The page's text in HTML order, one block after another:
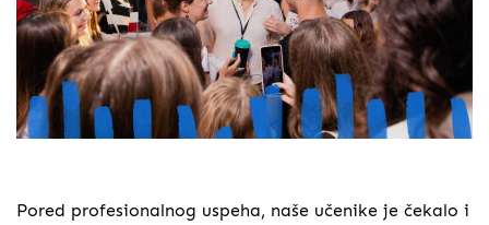
Pored profesionalnog uspeha, naše učenike je čekalo i